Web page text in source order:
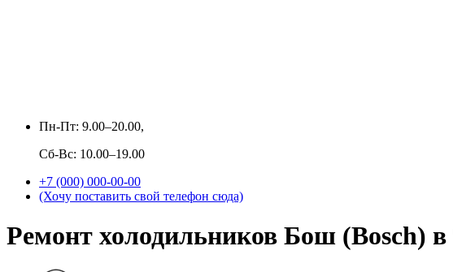
Пн-Пт: 9.00–20.00,
Сб-Вс: 10.00–19.00
+7 (000) 000-00-00
(Хочу поставить свой телефон сюда)
Ремонт холодильников Бош (Bosch) в